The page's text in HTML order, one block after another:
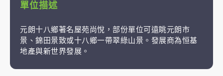
單位描述
元朗十八鄉著名屋苑尚悅，部份單位可遠眺元朗市
景、錦田景致或十八鄉一帶翠綠山景。發展商為恒基
地產與新世界發展。